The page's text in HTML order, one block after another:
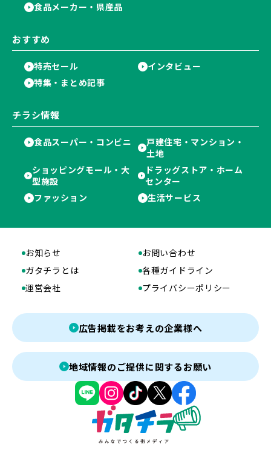
食品メーカー・県産品
おすすめ
特売セール
インタビュー
特集・まとめ記事
チラシ情報
食品スーパー・コンビニ
戸建住宅・マンション・
土地
ショッピングモール・大
型施設
ドラッグストア・ホーム
センター
ファッション
生活サービス
お知らせ
お問い合わせ
ガタチラとは
各種ガイドライン
運営会社
プライバシーポリシー
広告掲載をお考えの企業様へ
地域情報のご提供に関するお願い